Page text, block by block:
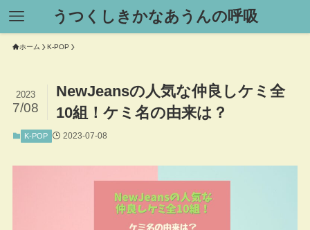
うつくしきかなあうんの呼吸
ホーム K-POP
NewJeansの人気な仲良しケミ全
10組！ケミ名の由来は？
2023
7/08
K-POP 2023-07-08